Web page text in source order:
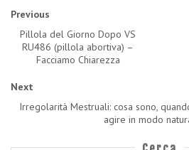
Alternative:
Previous
Pillola del Giorno Dopo VS
RU486 (pillola abortiva) –
Facciamo Chiarezza
Next
Irregolarità Mestruali: cosa sono,
agire in modo